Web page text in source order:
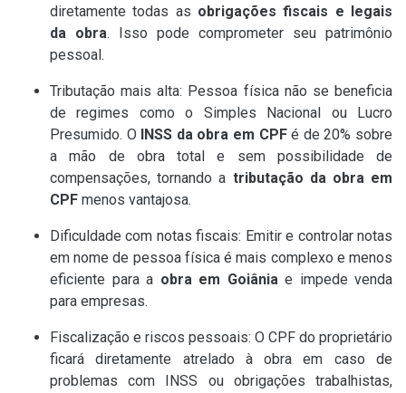
diretamente todas as obrigações fiscais e legais
da obra. Isso pode comprometer seu patrimônio
pessoal.
Tributação mais alta: Pessoa física não se beneficia
de regimes como o Simples Nacional ou Lucro
Presumido. O
INSS da obra em CPFé de 20% sobre
a mão de obra total e sem possibilidade de
compensações, tornando a tributação da obra em
CPF menos vantajosa.
Dificuldade com notas fiscais: Emitir e controlar notas
em nome de pessoa física é mais complexo e menos
eficiente para a obra em Goiâniae impede venda
para empresas.
Fiscalização e riscos pessoais: O CPF do proprietário
ficará diretamente atrelado à obra em caso de
problemas com INSS ou obrigações trabalhistas,